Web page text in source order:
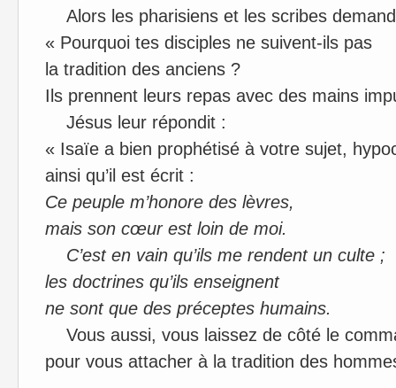
Alors les pharisiens et les scribes
« Pourquoi tes disciples ne suivent-ils pas
la tradition des anciens ?
Ils prennent leurs repas avec des mains
Jésus leur répondit :
« Isaïe a bien prophétisé à votre sujet,
ainsi qu’il est écrit :
Ce peuple m’honore des lèvres,
mais son cœur est loin de moi.
C’est en vain qu’ils me rendent un culte ;
les doctrines qu’ils enseignent
ne sont que des préceptes humains.
Vous aussi, vous laissez de côté le
pour vous attacher à la tradition des